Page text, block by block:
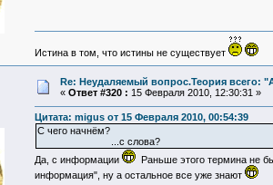
Истина в том, что истины не существует
Re: Неудаляемый вопрос.Теория всего:
« Ответ #320 : 15 Февраля 2010, 12:30:31 »
Цитата: migus от 15 Февраля 2010, 00:54:39
С чего начнём?
...с слова?
Да, с информации
Раньше этого термина не
информация", ну а остальное все уже знают